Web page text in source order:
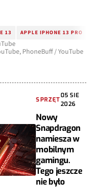
13 APPLE IPHONE 13 PRO
PhoneBuff / YouTube
SPRZĘT
05 SIE
2026
Nowy
Snapdragon
namiesza w
mobilnym
gamingu.
Tego jeszcze
nie było